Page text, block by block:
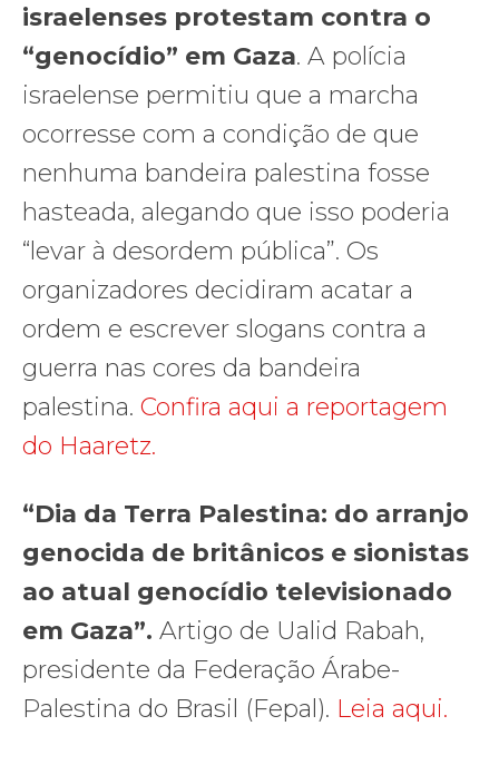
israelenses protestam contra o
“genocídio” em Gaza. A polícia
israelense permitiu que a marcha
ocorresse com a condição de que
nenhuma bandeira palestina fosse
hasteada, alegando que isso poderia
“levar à desordem pública”. Os
organizadores decidiram acatar a
ordem e escrever slogans contra a
guerra nas cores da bandeira
palestina. Confira aqui a reportagem
do Haaretz.
“Dia da Terra Palestina: do arranjo
genocida de britânicos e sionistas
ao atual genocídio televisionado
em Gaza”. Artigo de Ualid Rabah,
presidente da Federação Árabe-
Palestina do Brasil (Fepal). Leia aqui.